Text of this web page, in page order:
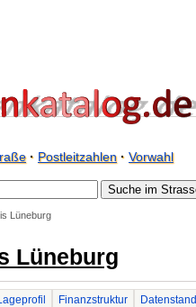
· Postleitzahlen· Vorwahl
Lüneburg
Lüneburg
Finanzstruktur Datenstand